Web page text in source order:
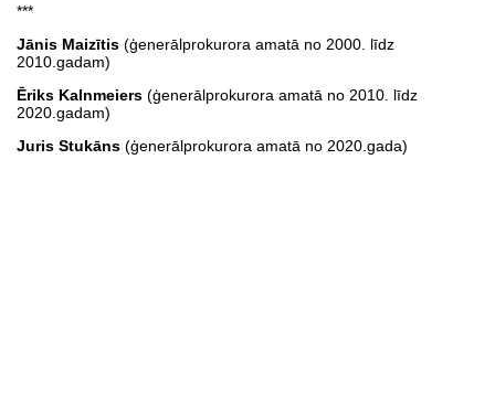
***
Jānis Maizītis (ģenerālprokurora amatā no 2000. līdz
2010.gadam)
Ēriks Kalnmeiers (ģenerālprokurora amatā no 2010. līdz
2020.gadam)
Juris Stukāns (ģenerālprokurora amatā no 2020.gada)